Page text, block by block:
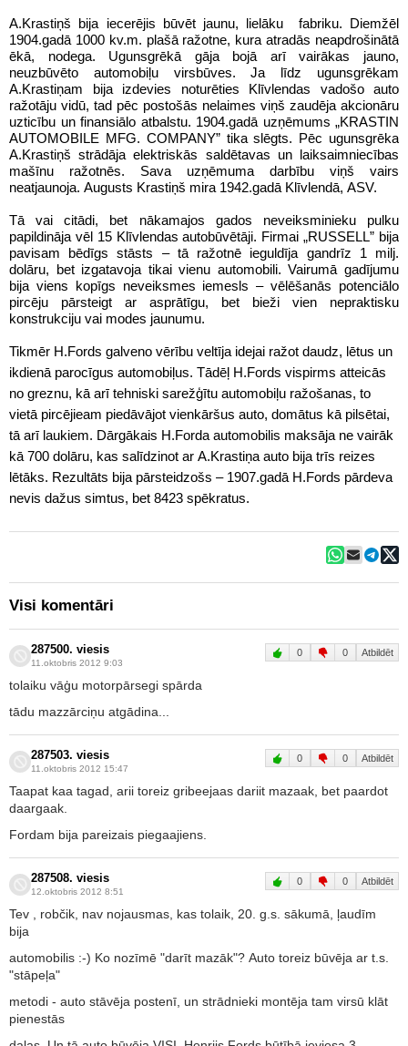
A.Krastiņš bija iecerējis būvēt jaunu, lielāku fabriku. Diemžēl
1904.gadā 1000 kv.m. plašā ražotne, kura atradās neapdrošinātā
ēkā, nodega. Ugunsgrēkā gāja bojā arī vairākas jauno,
neuzbūvēto automobiļu virsbūves. Ja līdz ugunsgrēkam
A.Krastiņam bija izdevies noturēties Klīvlendas vadošo auto
ražotāju vidū, tad pēc postošās nelaimes viņš zaudēja akcionāru
uzticību un finansiālo atbalstu. 1904.gadā uzņēmums „KRASTIN
AUTOMOBILE MFG. COMPANY” tika slēgts. Pēc ugunsgrēka
A.Krastiņš strādāja elektriskās saldētavas un laiksaimniecības
mašīnu ražotnēs. Sava uzņēmuma darbību viņš vairs
neatjaunoja. Augusts Krastiņš mira 1942.gadā Klīvlendā, ASV.
Tā vai citādi, bet nākamajos gados neveiksminieku pulku
papildināja vēl 15 Klīvlendas autobūvētāji. Firmai „RUSSELL” bija
pavisam bēdīgs stāsts – tā ražotnē ieguldīja gandrīz 1 milj.
dolāru, bet izgatavoja tikai vienu automobili. Vairumā gadījumu
bija viens kopīgs neveiksmes iemesls – vēlēšanās potenciālo
pircēju pārsteigt ar asprātīgu, bet bieži vien nepraktisku
konstrukciju vai modes jaunumu.
Tikmēr H.Fords galveno vērību veltīja idejai ražot daudz, lētus un
ikdienā parocīgus automobiļus. Tādēļ H.Fords vispirms atteicās
no greznu, kā arī tehniski sarežģītu automobiļu ražošanas, to
vietā pircējieam piedāvājot vienkāršus auto, domātus kā pilsētai,
tā arī laukiem. Dārgākais H.Forda automobilis maksāja ne vairāk
kā 700 dolāru, kas salīdzinot ar A.Krastiņa auto bija trīs reizes
lētāks. Rezultāts bija pārsteidzošs – 1907.gadā H.Fords pārdeva
nevis dažus simtus, bet 8423 spēkratus.
Visi komentāri
287500. viesis
11.oktobris 2012 9:03
0 0 Atbildēt
tolaiku vāģu motorpārsegi spārda
tādu mazzārciņu atgādina...
287503. viesis
11.oktobris 2012 15:47
0 0 Atbildēt
Taapat kaa tagad, arii toreiz gribeejaas dariit mazaak, bet paardot
daargaak.
Fordam bija pareizais piegaajiens.
287508. viesis
12.oktobris 2012 8:51
0 0 Atbildēt
Tev , robčik, nav nojausmas, kas tolaik, 20. g.s. sākumā, ļaudīm
bija
automobilis :-) Ko nozīmē "darīt mazāk"? Auto toreiz būvēja ar t.s.
"stāpeļa"
metodi - auto stāvēja postenī, un strādnieki montēja tam virsū klāt
pienestās